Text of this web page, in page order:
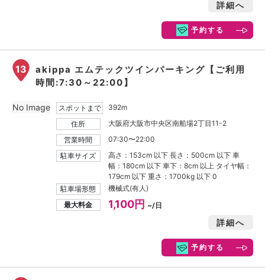
詳細へ
予約する
13
akippa エムテックツインパーキング【ご利用
時間:7:30～22:00】
スポットまで
392m
住所
大阪府大阪市中央区南船場2丁目11-2
営業時間
07:30〜22:00
駐車サイズ
高さ：153cm 以下 長さ：500cm 以下 車
幅：180cm 以下 車下：8cm 以上 タイヤ幅：
179cm 以下 重さ：1700kg 以下 0
駐車場形態
機械式(有人)
最大料金
1,100円 ~/日
詳細へ
予約する
No Image